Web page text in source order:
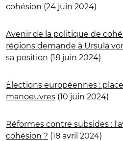
cohésion (24 juin 2024)
Avenir de la politique de
régions demande à Ursula
sa position (18 juin 2024)
Élections européennes :
manoeuvres (10 juin 2024)
Réformes contre subsides :
cohésion ? (18 avril 2024)